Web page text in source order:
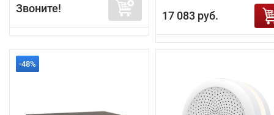
Звоните!
17 083 руб.
-48%